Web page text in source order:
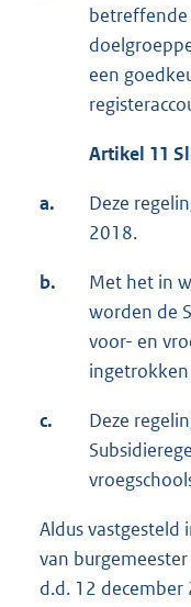
betreffende
een
Artikel 11
a.
Deze
2018.
b.
Met het in
worden de
voor- en
ingetrokken
c.
Deze
Aldus vastgesteld
van
d.d. 12 december